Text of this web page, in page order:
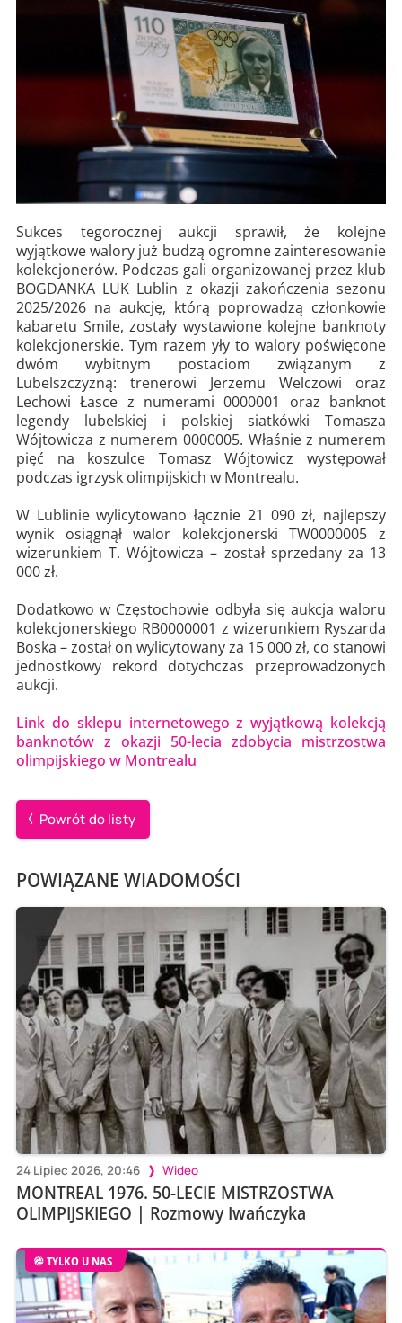
Sukces tegorocznej aukcji sprawił, że kolejne
wyjątkowe walory już budzą ogromne zainteresowanie
kolekcjonerów. Podczas gali organizowanej przez klub
BOGDANKA LUK Lublin z okazji zakończenia sezonu
2025/2026 na aukcję, którą poprowadzą członkowie
kabaretu Smile, zostały wystawione kolejne banknoty
kolekcjonerskie. Tym razem yły to walory poświęcone
dwóm wybitnym postaciom związanym z
Lubelszczyzną: trenerowi Jerzemu Welczowi oraz
Lechowi Łasce z numerami 0000001 oraz banknot
legendy lubelskiej i polskiej siatkówki Tomasza
Wójtowicza z numerem 0000005. Właśnie z numerem
pięć na koszulce Tomasz Wójtowicz występował
podczas igrzysk olimpijskich w Montrealu.
W Lublinie wylicytowano łącznie 21 090 zł, najlepszy
wynik osiągnął walor kolekcjonerski TW0000005 z
wizerunkiem T. Wójtowicza – został sprzedany za 13
000 zł.
Dodatkowo w Częstochowie odbyła się aukcja waloru
kolekcjonerskiego RB0000001 z wizerunkiem Ryszarda
Boska – został on wylicytowany za 15 000 zł, co stanowi
jednostkowy rekord dotychczas przeprowadzonych
aukcji.
Link do sklepu internetowego z wyjątkową kolekcją
banknotów z okazji 50-lecia zdobycia mistrzostwa
olimpijskiego w Montrealu
Powrót do listy
POWIĄZANE WIADOMOŚCI
24 Lipiec 2026, 20:46 Wideo
MONTREAL 1976. 50-LECIE MISTRZOSTWA
OLIMPIJSKIEGO | Rozmowy Iwańczyka
TYLKO U NAS